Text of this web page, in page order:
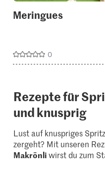
Meringues
0
Rezepte für
und knusprig
Lust auf knuspriges
zergeht? Mit unseren
Makrönliwirst du zum